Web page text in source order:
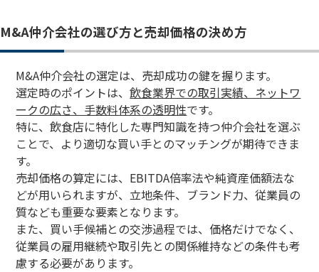
M&A仲介会社の選び方と売却価格の決め方
M&A仲介会社の選定は、売却成功の鍵を握ります。
選定時のポイントは、飲食業界での取引実績、ネットワ
ークの広さ、手数料体系の透明性です。
特に、飲食店に特化した専門知識を持つ仲介会社を選ぶ
ことで、より適切な買い手とのマッチングが期待できま
す。
売却価格の算定には、EBITDA倍率法や純資産価額法な
どが用いられますが、立地条件、ブランド力、従業員の
質なども重要な要素となります。
また、買い手候補との交渉過程では、価格だけでなく、
従業員の雇用継続や取引先との関係維持などの条件も考
慮する必要があります。